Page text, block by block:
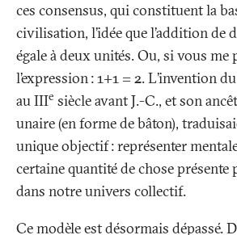
ces consensus, qui constituent la
civilisation, l’idée que l’addition de
égale à deux unités. Ou, si vous me
l’expression: 1+1 = 2. L’invention
au IIIe siècle avant J.-C., et son
unaire (en forme de bâton),
unique objectif: représenter
certaine quantité de chose présente
dans notre univers collectif.
Ce modèle est désormais dépassé.